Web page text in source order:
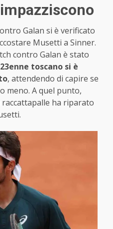
Galan si è verificato
Musetti a Sinner.
contro Galan è stato
toscano si è
, attendendo di capire se
meno. A quel punto,
ha riparato